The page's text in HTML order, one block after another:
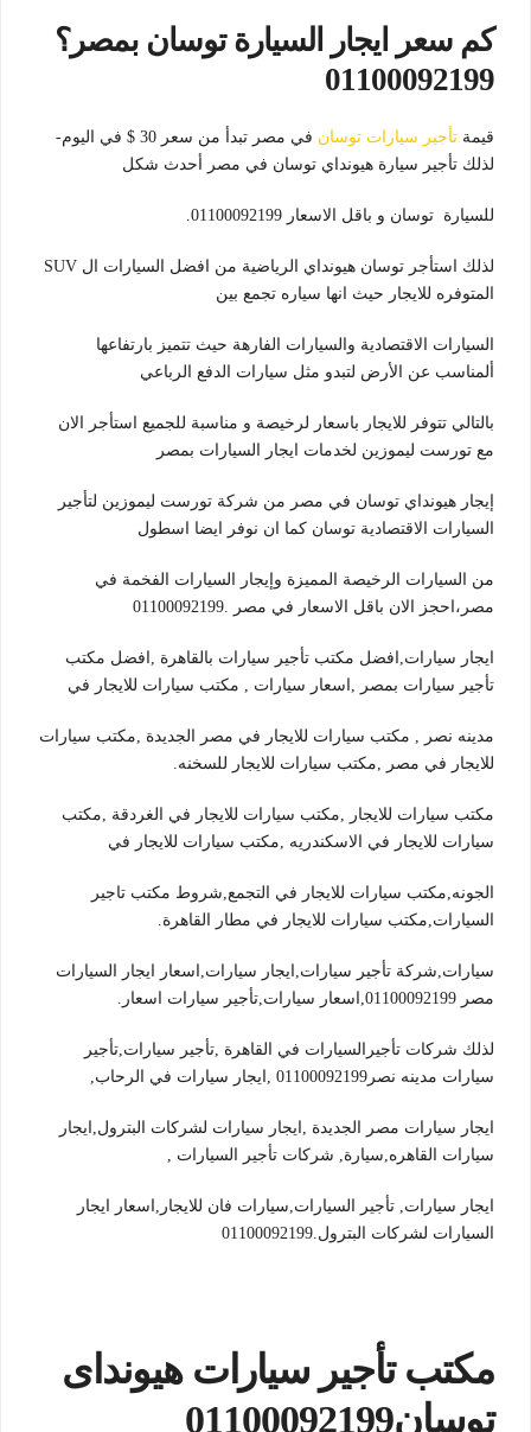
كم سعر ايجار السيارة توسان بمصر؟
01100092199
قيمة تأجير سيارات توسان
في مصر تبدأ من سعر 30 $ في اليوم-
لذلك تأجير سيارة هيونداي توسان في مصر أحدث شكل
للسيارة توسان و باقل الاسعار 01100092199.
لذلك استأجر توسان هيونداي الرياضية من افضل السيارات ال SUV
المتوفره للايجار حيث انها سياره تجمع بين
السيارات الاقتصادية والسيارات الفارهة حيث تتميز بارتفاعها
ألمناسب عن الأرض لتبدو مثل سيارات الدفع الرباعي
بالتالي تتوفر للايجار باسعار لرخيصة و مناسبة للجميع استأجر الان
مع تورست ليموزين لخدمات ايجار السيارات بمصر
إيجار هيونداي توسان في مصر من شركة تورست ليموزين لتأجير
السيارات الاقتصادية توسان كما ان نوفر ايضا اسطول
من السيارات الرخيصة المميزة وإيجار السيارات الفخمة في
مصر،احجز الان باقل الاسعار في مصر .01100092199
ايجار سيارات,افضل مكتب تأجير سيارات بالقاهرة ,افضل مكتب
تأجير سيارات بمصر ,اسعار سيارات , مكتب سيارات للايجار في
مدينه نصر , مكتب سيارات للايجار في مصر الجديدة ,مكتب سيارات
للايجار في مصر ,مكتب سيارات للايجار للسخنه.
مكتب سيارات للايجار ,مكتب سيارات للايجار في الغردقة ,مكتب
سيارات للايجار في الاسكندريه ,مكتب سيارات للايجار في
الجونه,مكتب سيارات للايجار في التجمع,شروط مكتب تاجير
السيارات,مكتب سيارات للايجار في مطار القاهرة.
سيارات,شركة تأجير سيارات,ايجار سيارات,اسعار ايجار السيارات
مصر 01100092199,اسعار سيارات,تأجير سيارات اسعار.
لذلك شركات تأجيرالسيارات في القاهرة ,تأجير سيارات,تأجير
سيارات مدينه نصر01100092199 ,ايجار سيارات في الرحاب,
ايجار سيارات مصر الجديدة ,ايجار سيارات لشركات البترول,ايجار
سيارات القاهره,سيارة, شركات تأجير السيارات ,
ايجار سيارات, تأجير السيارات,سيارات فان للايجار,اسعار ايجار
السيارات لشركات البترول.01100092199
مكتب تأجير سيارات هيونداى
توسان01100092199